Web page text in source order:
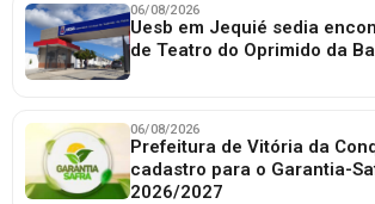
06/08/2026
Uesb em Jequié sedia
de Teatro do Oprimido da
06/08/2026
Prefeitura de Vitória da
cadastro para o Garantia-
2026/2027